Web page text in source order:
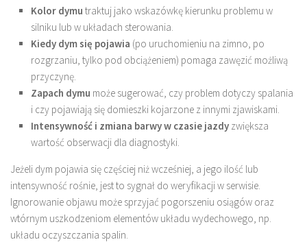
Kolor dymu traktuj jako wskazówkę kierunku problemu w
silniku lub w układach sterowania.
Kiedy dym się pojawia (po uruchomieniu na zimno, po
rozgrzaniu, tylko pod obciążeniem) pomaga zawęzić możliwą
przyczynę.
Zapach dymu może sugerować, czy problem dotyczy spalania
i czy pojawiają się domieszki kojarzone z innymi zjawiskami.
Intensywność i zmiana barwy w czasie jazdy zwiększa
wartość obserwacji dla diagnostyki.
Jeżeli dym pojawia się częściej niż wcześniej, a jego ilość lub
intensywność rośnie, jest to sygnał do weryfikacji w serwisie.
Ignorowanie objawu może sprzyjać pogorszeniu osiągów oraz
wtórnym uszkodzeniom elementów układu wydechowego, np.
układu oczyszczania spalin.